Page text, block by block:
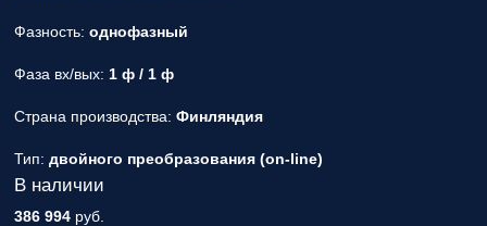
Фазность: однофазный
Фаза вх/вых: 1 ф / 1 ф
Страна производства: Финляндия
Тип: двойного преобразования (on-line)
В наличии
386 994 руб.